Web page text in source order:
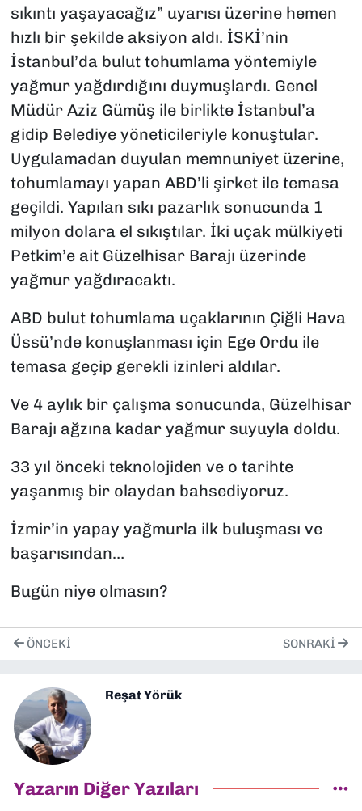
sıkıntı yaşayacağız” uyarısı üzerine hemen
hızlı bir şekilde aksiyon aldı. İSKİ’nin
İstanbul’da bulut tohumlama yöntemiyle
yağmur yağdırdığını duymuşlardı. Genel
Müdür Aziz Gümüş ile birlikte İstanbul’a
gidip Belediye yöneticileriyle konuştular.
Uygulamadan duyulan memnuniyet üzerine,
tohumlamayı yapan ABD’li şirket ile temasa
geçildi. Yapılan sıkı pazarlık sonucunda 1
milyon dolara el sıkıştılar. İki uçak mülkiyeti
Petkim’e ait Güzelhisar Barajı üzerinde
yağmur yağdıracaktı.
ABD bulut tohumlama uçaklarının Çiğli Hava
Üssü’nde konuşlanması için Ege Ordu ile
temasa geçip gerekli izinleri aldılar.
Ve 4 aylık bir çalışma sonucunda, Güzelhisar
Barajı ağzına kadar yağmur suyuyla doldu.
33 yıl önceki teknolojiden ve o tarihte
yaşanmış bir olaydan bahsediyoruz.
İzmir’in yapay yağmurla ilk buluşması ve
başarısından…
Bugün niye olmasın?
ÖNCEKI SONRAKI
Reşat Yörük
Yazarın Diğer Yazıları